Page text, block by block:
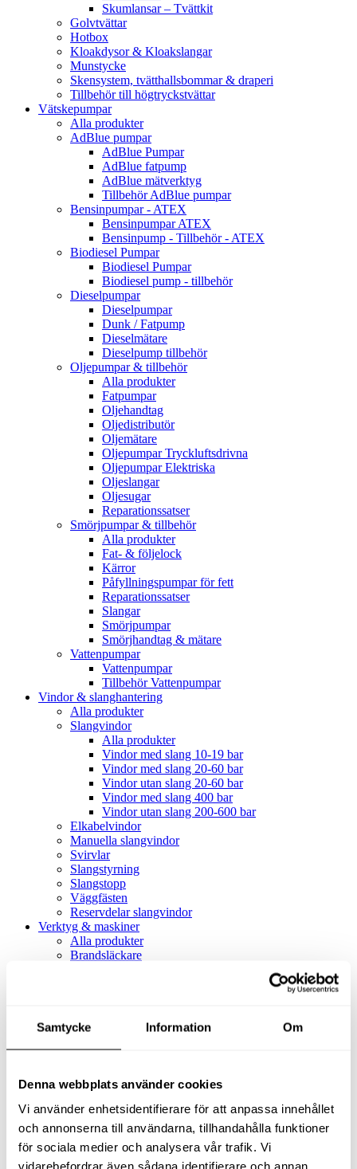
Samtycke Information Om
Denna webbplats använder cookies
Vi använder enhetsidentifierare för att anpassa innehållet
och annonserna till användarna, tillhandahålla funktioner
för sociala medier och analysera vår trafik. Vi
vidarebefordrar även sådana identifierare och annan
Skumlansar – Tvättkit
Golvtvättar
Hotbox
Kloakdysor & Kloakslangar
Munstycke
Skensystem, tvätthallsbommar & draperi
Tillbehör till högtryckstvättar
Vätskepumpar
Alla produkter
AdBlue pumpar
AdBlue Pumpar
AdBlue fatpump
AdBlue mätverktyg
Tillbehör AdBlue pumpar
Bensinpumpar - ATEX
Bensinpumpar ATEX
Bensinpump - Tillbehör - ATEX
Biodiesel Pumpar
Biodiesel Pumpar
Biodiesel pump - tillbehör
Dieselpumpar
Dieselpumpar
Dunk / Fatpump
Dieselmätare
Dieselpump tillbehör
Oljepumpar & tillbehör
Alla produkter
Fatpumpar
Oljehandtag
Oljedistributör
Oljemätare
Oljepumpar Tryckluftsdrivna
Oljepumpar Elektriska
Oljeslangar
Oljesugar
Reparationssatser
Smörjpumpar & tillbehör
Alla produkter
Fat- & följelock
Kärror
Påfyllningspumpar för fett
Reparationssatser
Slangar
Smörjpumpar
Smörjhandtag & mätare
Vattenpumpar
Vattenpumpar
Tillbehör Vattenpumpar
Vindor & slanghantering
Alla produkter
Slangvindor
Alla produkter
Vindor med slang 10-19 bar
Vindor med slang 20-60 bar
Vindor utan slang 20-60 bar
Vindor med slang 400 bar
Vindor utan slang 200-600 bar
Elkabelvindor
Manuella slangvindor
Svirvlar
Slangstyrning
Slangstopp
Väggfästen
Reservdelar slangvindor
Verktyg & maskiner
Alla produkter
Brandsläckare
Alla produkter
Slangfäste
Textil- & Våtdammsugare
Tillbehör Textil- & våtdammsugare
Adaptrar
Dammsugare